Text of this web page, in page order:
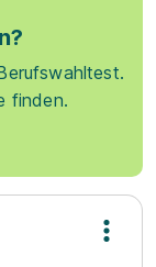
finden.